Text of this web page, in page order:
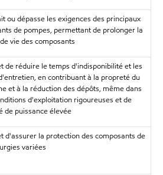
ou dépasse les exigences des principaux
de pompes, permettant de prolonger la
vie des composants
de réduire le temps d'indisponibilité et les
en contribuant à la propreté du
et à la réduction des dépôts, même dans
d'exploitation rigoureuses et de
de puissance élevée
d'assurer la protection des composants de
variées